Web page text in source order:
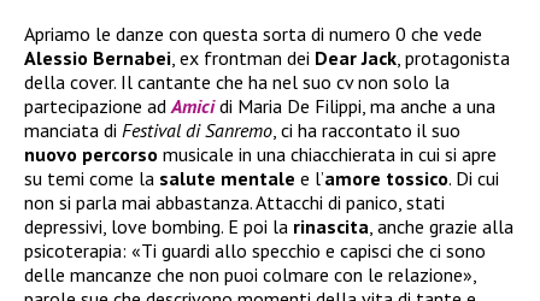
Apriamo le danze con questa sorta di numero 0 che vede
Alessio Bernabei, ex frontman dei Dear Jack, protagonista
della cover. Il cantante che ha nel suo cv non solo la
partecipazione adAmici di Maria De Filippi, ma anche a una
manciata di Festival di Sanremo, ci ha raccontato il suo
nuovo percorso musicale in una chiacchierata in cui si apre
su temi come la salute mentale e l’amore tossico. Di cui
non si parla mai abbastanza. Attacchi di panico, stati
depressivi, love bombing. E poi la rinascita, anche grazie alla
psicoterapia: «Ti guardi allo specchio e capisci che ci sono
delle mancanze che non puoi colmare con le relazione»,